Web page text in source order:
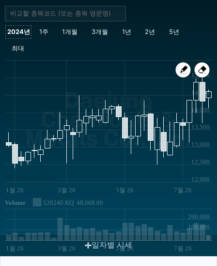
Daejung
Chemicals &
Metals Co., Ltd.
1월 26 3월 26 5월 26 7월 26
12,000
12,500
13,000
13,500
14,000
14,500
15,000
Volume 120240.KQ 48,668.00
1월 26 3월 26 5월 26 7월 26
0
100,000
200,000
JS chart by amCharts
일자별 시세